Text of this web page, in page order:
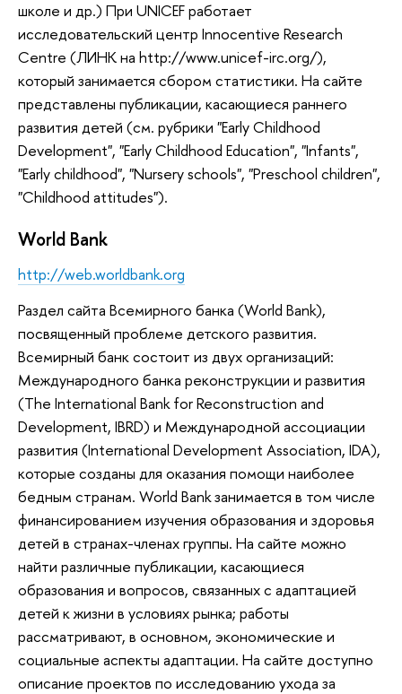
школе и др.) При UNICEF работает
исследовательский центр Innocentive Research
Centre (ЛИНК на http://www.unicef-irc.org/),
который занимается сбором статистики. На сайте
представлены публикации, касающиеся раннего
развития детей (см. рубрики "Early Childhood
Development", "Early Сhildhood Education", "Infants",
"Early childhood", "Nursery schools", "Preschool children",
"Childhood attitudes").
World Bank
http://web.worldbank.org
Раздел сайта Всемирного банка (World Bank),
посвященный проблеме детского развития.
Всемирный банк состоит из двух организаций:
Международного банка реконструкции и развития
(The International Bank for Reconstruction and
Development, IBRD) и Международной ассоциации
развития (International Development Association, IDA),
которые созданы для оказания помощи наиболее
бедным странам. World Bank занимается в том числе
финансированием изучения образования и здоровья
детей в странах-членах группы. На сайте можно
найти различные публикации, касающиеся
образования и вопросов, связанных с адаптацией
детей к жизни в условиях рынка; работы
рассматривают, в основном, экономические и
социальные аспекты адаптации. На сайте доступно
описание проектов по исследованию ухода за